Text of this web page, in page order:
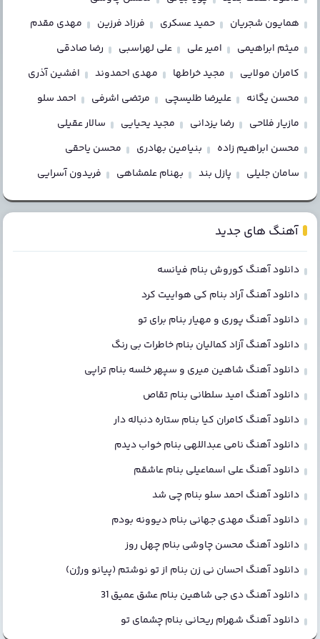
همایون شجریان
حمید عسکری فرزاد فرزین
مهدی مقدم
میثم ابراهیمی
امیر علی علی لهراسبی
رضا صادقی
کامران مولایی
مجید خراطها مهدی احمدوند
افشین آذری
محسن یگانه
علیرضا طلیسچی مرتضی اشرفی
احمد سلو
مازیار فلاحی
رضا یزدانی مجید یحیایی
سالار عقیلی
محسن ابراهیم زاده
بنیامین بهادری
محسن یاحقی
سامان جلیلی
پازل بند بهنام علمشاهی فریدون آسرایی
آهنگ های جدید
دانلود آهنگ کوروش بنام فیانسه
دانلود آهنگ آراد بنام کی هواییت کرد
دانلود آهنگ پوری و مهیار بنام برای تو
دانلود آهنگ آزاد کمالیان بنام خاطرات بی رنگ
دانلود آهنگ شاهین میری و سپهر خلسه بنام تراپی
دانلود آهنگ امید سلطانی بنام تقاص
دانلود آهنگ کامران کیا بنام ستاره دنباله دار
دانلود آهنگ نامی عبداللهی بنام خواب دیدم
دانلود آهنگ علی اسماعیلی بنام عاشقم
دانلود آهنگ احمد سلو بنام چی شد
دانلود آهنگ مهدی جهانی بنام دیوونه بودم
دانلود آهنگ محسن چاوشی بنام چهل روز
دانلود آهنگ احسان نی زن بنام از تو نوشتم (پیانو ورژن)
دانلود آهنگ دی جی شاهین بنام عشق عمیق 31
دانلود آهنگ شهرام ریحانی بنام چشمای تو